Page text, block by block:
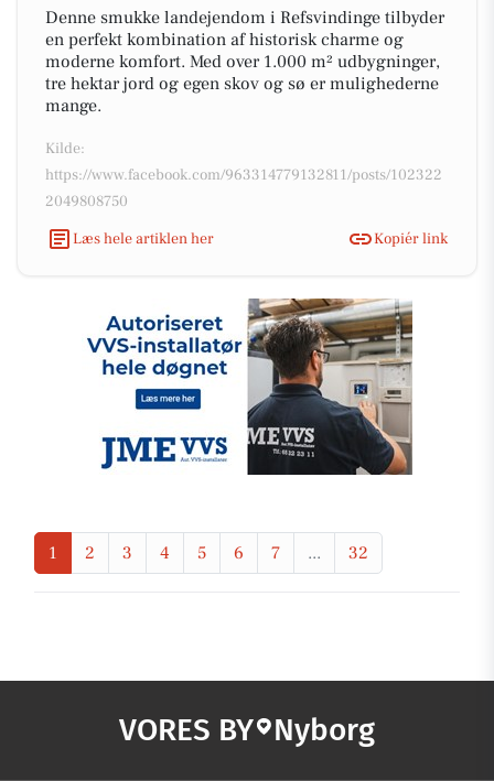
Denne smukke landejendom i Refsvindinge tilbyder
en perfekt kombination af historisk charme og
moderne komfort. Med over 1.000 m² udbygninger,
tre hektar jord og egen skov og sø er mulighederne
mange.
Kilde:
https://www.facebook.com/963314779132811/posts/102322
2049808750
Læs hele artiklen her
Kopiér link
1 2 3 4 5 6 7 ... 32
VORES BY Nyborg